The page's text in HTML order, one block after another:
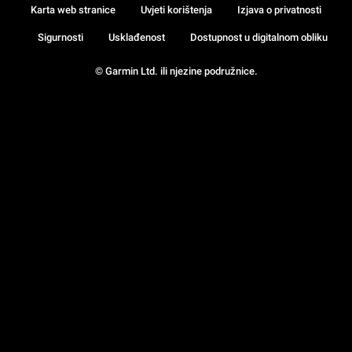
© Garmin Ltd. ili njezine podružnice.
Karta web stranice Uvjeti korištenja Izjava o privatnosti
Sigurnosti Usklađenost Dostupnost u digitalnom obliku